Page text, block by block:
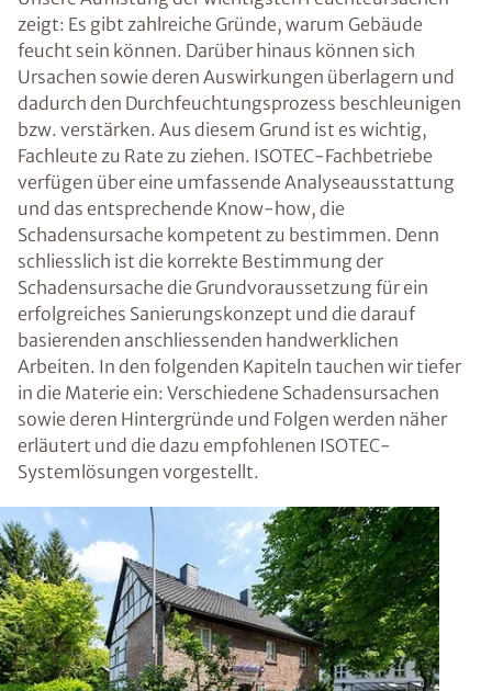
zeigt: Es gibt zahlreiche Gründe, warum Gebäude
feucht sein können. Darüber hinaus können sich
Ursachen sowie deren Auswirkungen überlagern und
dadurch den Durchfeuchtungsprozess beschleunigen
bzw. verstärken. Aus diesem Grund ist es wichtig,
Fachleute zu Rate zu ziehen. ISOTEC-Fachbetriebe
verfügen über eine umfassende Analyseausstattung
und das entsprechende Know-how, die
Schadensursache kompetent zu bestimmen. Denn
schliesslich ist die korrekte Bestimmung der
Schadensursache die Grundvoraussetzung für ein
erfolgreiches Sanierungskonzept und die darauf
basierenden anschliessenden handwerklichen
Arbeiten. In den folgenden Kapiteln tauchen wir tiefer
in die Materie ein: Verschiedene Schadensursachen
sowie deren Hintergründe und Folgen werden näher
erläutert und die dazu empfohlenen ISOTEC-
Systemlösungen vorgestellt.